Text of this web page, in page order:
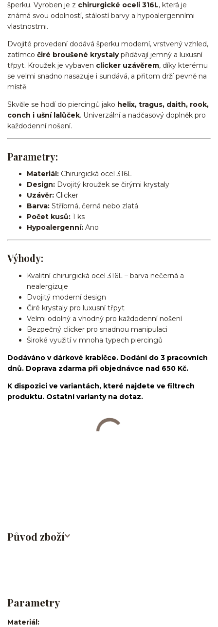
šperku. Vyroben je z chirurgické oceli 316L, která je
známá svou odolností, stálostí barvy a hypoalergenními
vlastnostmi.
Dvojité provedení dodává šperku moderní, vrstvený vzhled,
zatímco čiré broušené krystalypřidávají jemný a luxusní
třpyt. Kroužek je vybaven clicker uzávěrem, díky kterému
se velmi snadno nasazuje i sundává, a přitom drží pevně na
místě.
Skvěle se hodí do piercingů jako helix, tragus, daith, rook,
conch i ušní lalůček. Univerzální a nadčasový doplněk pro
každodenní nošení.
Parametry:
Materiál: Chirurgická ocel 316L
Design: Dvojitý kroužek se čirými krystaly
Uzávěr: Clicker
Barva: Stříbrná, černá nebo zlatá
Počet kusů: 1 ks
Hypoalergenní: Ano
Výhody:
Kvalitní chirurgická ocel 316L – barva nečerná a
nealergizuje
Dvojitý moderní design
Čiré krystaly pro luxusní třpyt
Velmi odolný a vhodný pro každodenní nošení
Bezpečný clicker pro snadnou manipulaci
Široké využití v mnoha typech piercingů
Dodáváno v dárkové krabičce. Dodání do 3 pracovních
dnů. Doprava zdarma při objednávce nad 650 Kč.
K dispozici ve variantách, které najdete ve filtrech
produktu. Ostatní varianty na dotaz.
ucha/pupíkovka//pupek/pupík/helix/lobe/ušní
Původ zboží
Parametry
Materiál